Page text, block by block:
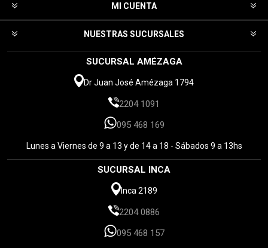
MI CUENTA
NUESTRAS SUCURSALES
SUCURSAL AMÉZAGA
Dr Juan José Amézaga 1794
2204 1091
095 468 169
Lunes a Viernes de 9 a 13 y de 14 a 18 - Sábados 9 a 13hs
SUCURSAL INCA
Inca 2189
2204 0886
095 468 157